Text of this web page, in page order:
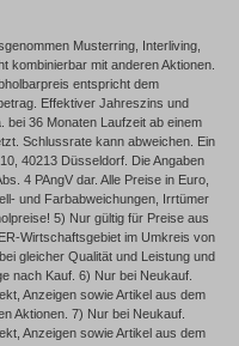
Musterring, Interliving,
kombinierbar mit anderen Aktionen.
entspricht dem
Effektiver Jahreszins und
36 Monaten Laufzeit ab einem
Schlussrate kann abweichen. Ein
40213 Düsseldorf. Die Angaben
4 PAngV dar. Alle Preise in Euro,
und Farbabweichungen, Irrtümer
5) Nur gültig für Preise aus
Wirtschaftsgebiet im Umkreis von
gleicher Qualität und Leistung und
nach Kauf. 6) Nur bei Neukauf.
Anzeigen sowie Artikel aus dem
Aktionen. 7) Nur bei Neukauf.
Anzeigen sowie Artikel aus dem